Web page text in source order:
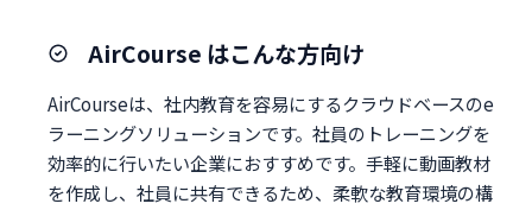
AirCourse はこんな方向け
AirCourseは、社内教育を容易にするクラウドベースのe
ラーニングソリューションです。社員のトレーニングを
効率的に行いたい企業におすすめです。手軽に動画教材
を作成し、社員に共有できるため、柔軟な教育環境の構